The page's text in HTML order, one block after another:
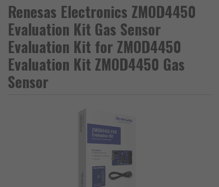
Renesas Electronics ZMOD4450
Evaluation Kit Gas Sensor
Evaluation Kit for ZMOD4450
Evaluation Kit ZMOD4450 Gas
Sensor